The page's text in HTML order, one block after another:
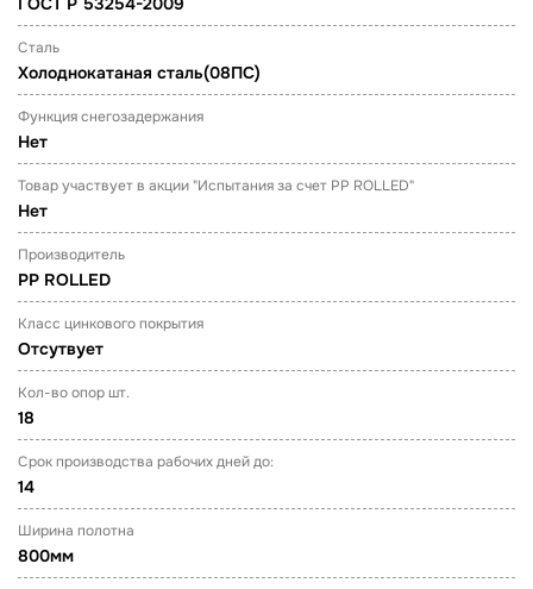
Сталь
Холоднокатаная сталь(08ПС)
Функция снегозадержания
Нет
Товар участвует в акции "Испытания за счет PP ROLLED"
Нет
Производитель
PP ROLLED
Класс цинкового покрытия
Отсутвует
Кол-во опор шт.
18
Срок производства рабочих дней до:
14
Ширина полотна
800мм